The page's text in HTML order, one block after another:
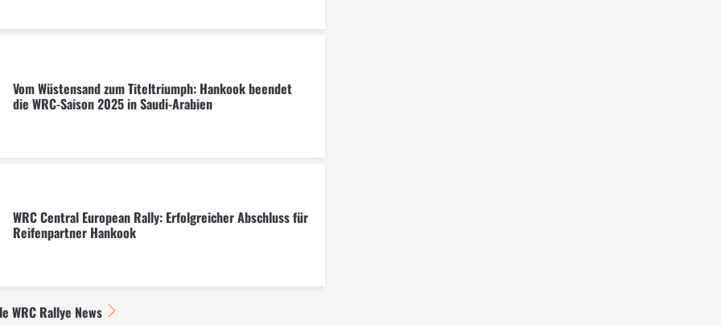
Vom Wüstensand zum Titeltriumph: Hankook beendet
die WRC-Saison 2025 in Saudi-Arabien
WRC Central European Rally: Erfolgreicher Abschluss für
Reifenpartner Hankook
WRC Rallye News